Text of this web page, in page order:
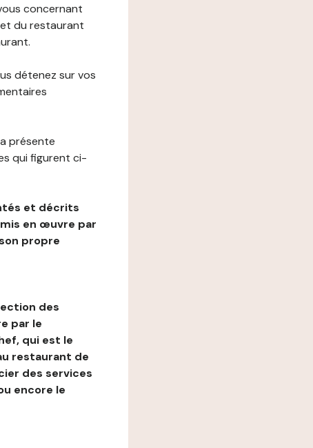
concernant
du restaurant
détenez sur vos
présente
qui figurent ci-
et décrits
en œuvre par
propre
des
par le
qui est le
restaurant de
des services
encore le